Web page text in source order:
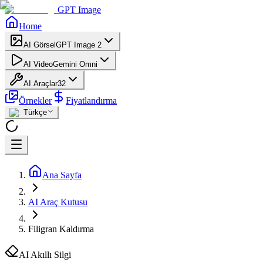
GPT Image
Home
AI Görsel GPT Image 2
AI VideoGemini Omni
AI Araçlar32
Örnekler Fiyatlandırma
Türkçe
Ana Sayfa
AI Araç Kutusu
Filigran Kaldırma
AI Akıllı Silgi